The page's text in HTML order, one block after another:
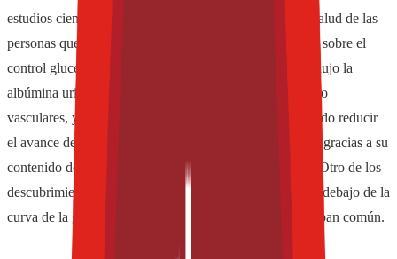
estudios científicos sobre cómo la soya contribuye a la salud de las
personas que tienen diabetes mediante efectos benéficos sobre el
control glucémico y la salud renal. Se comprobó que redujo la
albúmina urinaria, los endpoints de enfermedades cerebro
vasculares, y la proteinuria y el nitrógeno en la orina. Pudo reducir
el avance de las complicaciones derivadas de la diabetes gracias a su
contenido de péptidos bioactivos, aminoácidos y fibras. Otro de los
descubrimientos indica que el pan de soja reduce el área debajo de la
curva de la glucosa postprandial en comparación con el pan común.